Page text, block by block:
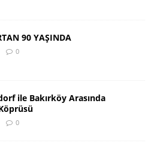
90 YAŞINDA
0
ile Bakırköy Arasında
0